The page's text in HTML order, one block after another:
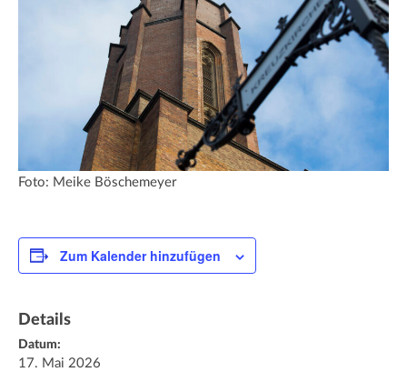
Foto: Meike Böschemeyer
Zum Kalender hinzufügen
Details
Datum:
17. Mai 2026